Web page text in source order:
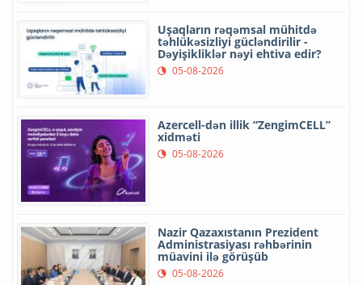
Uşaqların rəqəmsal mühitdə
təhlükəsizliyi gücləndirilir -
Dəyişikliklər nəyi ehtiva edir?
05-08-2026
Azercell-dən illik “ZengimCELL”
xidməti
05-08-2026
Nazir Qazaxıstanın Prezident
Administrasiyası rəhbərinin
müavini ilə görüşüb
05-08-2026